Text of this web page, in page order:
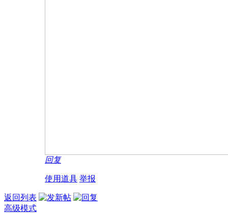
回复
使用道具 举报
返回列表
高级模式